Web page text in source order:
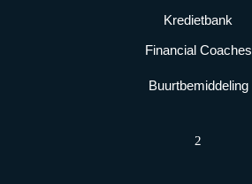
Kredietbank
Financial Coaches
Buurtbemiddeling
2